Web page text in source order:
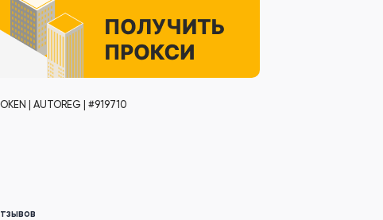
| AUTOREG | #919710